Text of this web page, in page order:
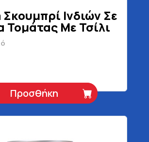
Ινδιών Σε
Τομάτας Με Τσίλι
Προσθήκη